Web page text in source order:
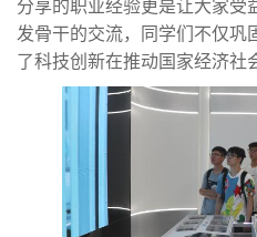
分享的职业经验更是让大家受
发骨干的交流，同学们不仅巩
了科技创新在推动国家经济社